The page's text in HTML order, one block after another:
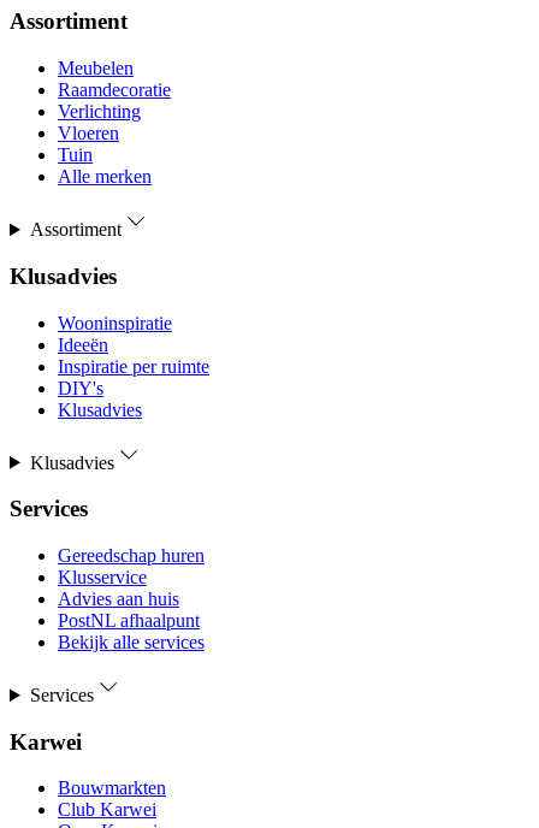
Assortiment
Meubelen
Raamdecoratie
Verlichting
Vloeren
Tuin
Alle merken
Assortiment
Klusadvies
Wooninspiratie
Ideeën
Inspiratie per ruimte
DIY's
Klusadvies
Klusadvies
Services
Gereedschap huren
Klusservice
Advies aan huis
PostNL afhaalpunt
Bekijk alle services
Services
Karwei
Bouwmarkten
Club Karwei